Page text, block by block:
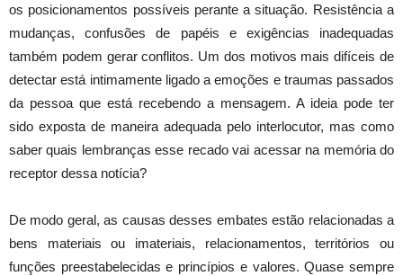
os posicionamentos possíveis perante a situação. Resistência a
mudanças, confusões de papéis e exigências inadequadas
também podem gerar conflitos. Um dos motivos mais difíceis de
detectar está intimamente ligado a emoções e traumas passados
da pessoa que está recebendo a mensagem. A ideia pode ter
sido exposta de maneira adequada pelo interlocutor, mas como
saber quais lembranças esse recado vai acessar na memória do
receptor dessa notícia?
De modo geral, as causas desses embates estão relacionadas a
bens materiais ou imateriais, relacionamentos, territórios ou
funções preestabelecidas e princípios e valores. Quase sempre